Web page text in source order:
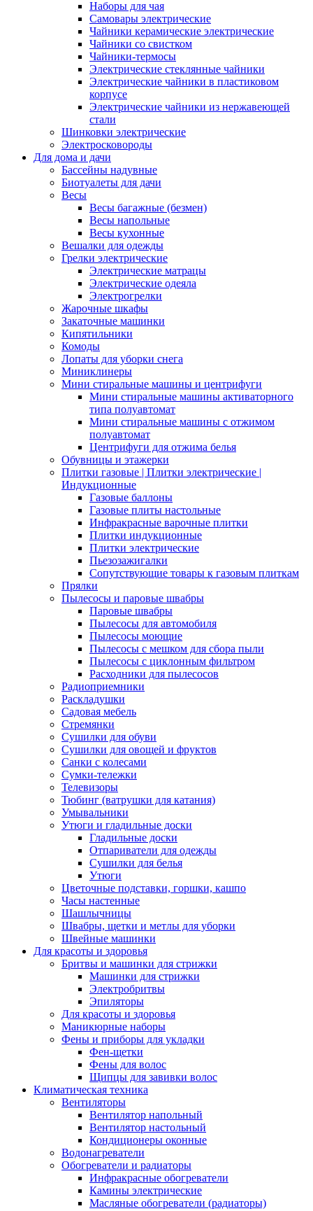
Наборы для чая
Самовары электрические
Чайники керамические электрические
Чайники со свистком
Чайники-термосы
Электрические стеклянные чайники
Электрические чайники в пластиковом
корпусе
Электрические чайники из нержавеющей
стали
Шинковки электрические
Электросковороды
Для дома и дачи
Бассейны надувные
Биотуалеты для дачи
Весы
Весы багажные (безмен)
Весы напольные
Весы кухонные
Вешалки для одежды
Грелки электрические
Электрические матрацы
Электрические одеяла
Электрогрелки
Жарочные шкафы
Закаточные машинки
Кипятильники
Комоды
Лопаты для уборки снега
Миниклинеры
Мини стиральные машины и центрифуги
Мини стиральные машины активаторного
типа полуавтомат
Мини стиральные машины с отжимом
полуавтомат
Центрифуги для отжима белья
Обувницы и этажерки
Плитки газовые | Плитки электрические |
Индукционные
Газовые баллоны
Газовые плиты настольные
Инфракрасные варочные плитки
Плитки индукционные
Плитки электрические
Пьезозажигалки
Сопутствующие товары к газовым плиткам
Прялки
Пылесосы и паровые швабры
Паровые швабры
Пылесосы для автомобиля
Пылесосы моющие
Пылесосы с мешком для сбора пыли
Пылесосы с циклонным фильтром
Расходники для пылесосов
Радиоприемники
Раскладушки
Садовая мебель
Стремянки
Сушилки для обуви
Сушилки для овощей и фруктов
Санки с колесами
Сумки-тележки
Телевизоры
Тюбинг (ватрушки для катания)
Умывальники
Утюги и гладильные доски
Гладильные доски
Отпариватели для одежды
Сушилки для белья
Утюги
Цветочные подставки, горшки, кашпо
Часы настенные
Шашлычницы
Швабры, щетки и метлы для уборки
Швейные машинки
Для красоты и здоровья
Бритвы и машинки для стрижки
Машинки для стрижки
Электробритвы
Эпиляторы
Для красоты и здоровья
Маникюрные наборы
Фены и приборы для укладки
Фен-щетки
Фены для волос
Щипцы для завивки волос
Климатическая техника
Вентиляторы
Вентилятор напольный
Вентилятор настольный
Кондиционеры оконные
Водонагреватели
Обогреватели и радиаторы
Инфракрасные обогреватели
Камины электрические
Масляные обогреватели (радиаторы)